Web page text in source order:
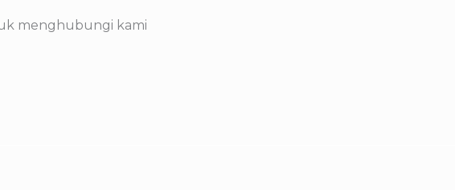
menghubungi kami